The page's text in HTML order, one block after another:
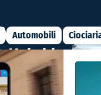
Automobili